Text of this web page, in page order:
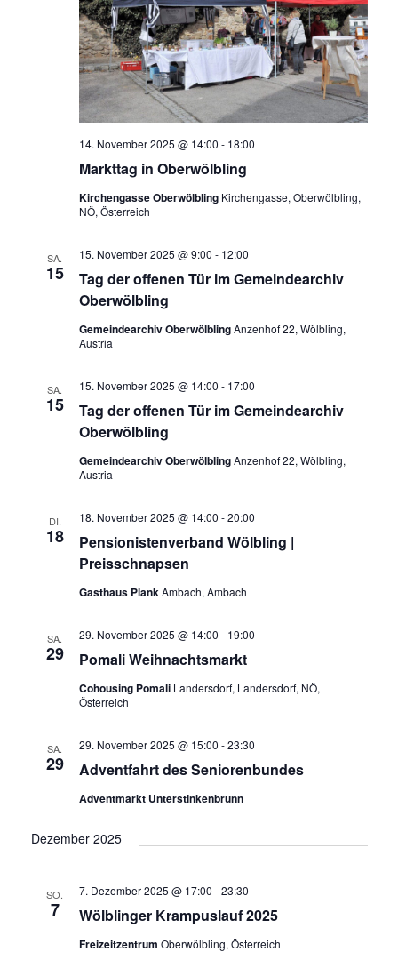
Markttag in Oberwölbling
14. November 2025 @ 14:00 - 18:00
Kirchengasse Oberwölbling Kirchengasse, Oberwölbling,
NÖ, Österreich
SA.
15
Tag der offenen Tür im Gemeindearchiv
Oberwölbling
15. November 2025 @ 9:00 - 12:00
Gemeindearchiv OberwölblingAnzenhof 22, Wölbling,
Austria
SA.
15
Tag der offenen Tür im Gemeindearchiv
Oberwölbling
15. November 2025 @ 14:00 - 17:00
Gemeindearchiv OberwölblingAnzenhof 22, Wölbling,
Austria
DI.
18
Pensionistenverband Wölbling |
Preisschnapsen
18. November 2025 @ 14:00 -20:00
Gasthaus PlankAmbach, Ambach
SA.
29 Pomali Weihnachtsmarkt
29. November 2025 @ 14:00 - 19:00
Cohousing Pomali Landersdorf, Landersdorf, NÖ,
Österreich
SA.
29 Adventfahrt des Seniorenbundes
29. November 2025 @ 15:00 -23:30
Adventmarkt Unterstinkenbrunn
Dezember 2025
SO.
7 Wölblinger Krampuslauf 2025
7. Dezember 2025 @ 17:00 -23:30
Freizeitzentrum Oberwölbling, Österreich